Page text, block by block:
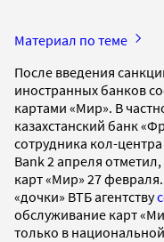
Материал по теме
После введения
иностранных банков
картами «Мир». В
казахстанский банк
сотрудника кол-
Bank 2 апреля
карт «Мир» 27
«дочки» ВТБ агентству
обслуживание карт
только в